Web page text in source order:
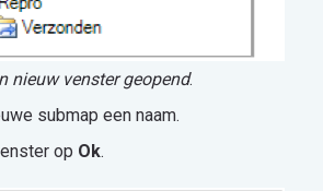
nieuw venster geopend.
submap een naam.
op Ok.